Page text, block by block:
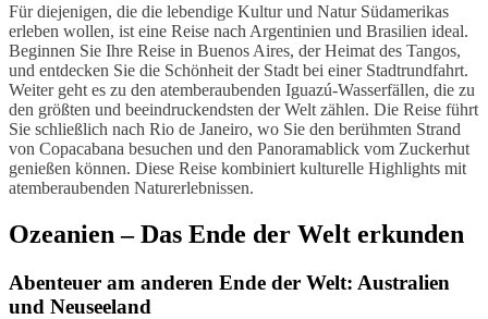
Für diejenigen, die die lebendige Kultur und Natur Südamerikas
erleben wollen, ist eine Reise nach Argentinien und Brasilien ideal.
Beginnen Sie Ihre Reise in Buenos Aires, der Heimat des Tangos,
und entdecken Sie die Schönheit der Stadt bei einer Stadtrundfahrt.
Weiter geht es zu den atemberaubenden Iguazú-Wasserfällen, die zu
den größten und beeindruckendsten der Welt zählen. Die Reise führt
Sie schließlich nach Rio de Janeiro, wo Sie den berühmten Strand
von Copacabana besuchen und den Panoramablick vom Zuckerhut
genießen können. Diese Reise kombiniert kulturelle Highlights mit
atemberaubenden Naturerlebnissen.
Ozeanien – Das Ende der Welt erkunden
Abenteuer am anderen Ende der Welt: Australien
und Neuseeland